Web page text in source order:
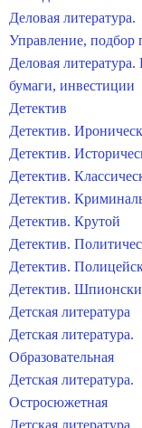
Деловая литература.
Управление, подбор
Деловая
бумаги, инвестиции
Детектив
Детектив.
Детектив.
Детектив.
Детектив.
Детектив. Крутой
Детектив.
Детектив.
Детектив.
Детская литература
Детская литература.
Образовательная
Детская литература.
Остросюжетная
Детская литература.